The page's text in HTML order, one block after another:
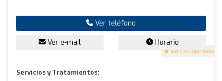
3.8 (159 opiniones)
Ver teléfono
Ver e-mail Horario
Servicios y Tratamientos: